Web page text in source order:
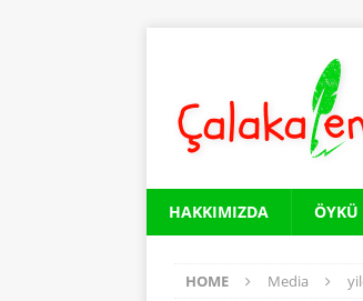
HAKKIMIZDA ÖYKÜ
HOME Media